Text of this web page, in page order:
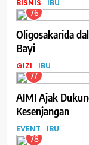
BISNIS IBU
76
Oligosakarida
Bayi
GIZI IBU
77
AIMI Ajak
Kesenjangan
EVENT IBU
78